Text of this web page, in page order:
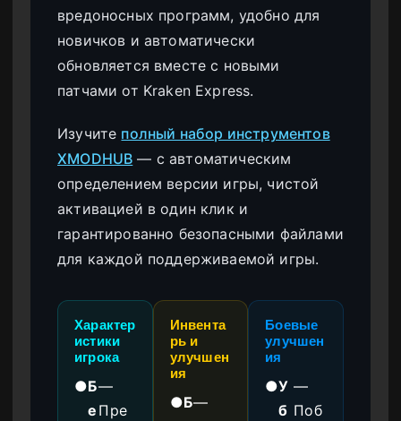
вредоносных программ, удобно для
новичков и автоматически
обновляется вместе с новыми
патчами от Kraken Express.
Изучите полный набор инструментов
XMODHUB — с автоматическим
определением версии игры, чистой
активацией в один клик и
гарантированно безопасными файлами
для каждой поддерживаемой игры.
Характер
истики
игрока
●Б
е
—
Пре
Инвента
рь и
улучшен
ия
●Б—
Боевые
улучшен
ия
●У
б
—
Поб